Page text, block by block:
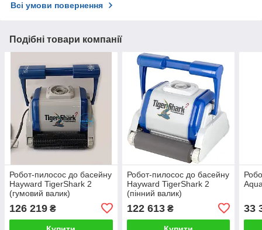
Всі умови повернення
Подібні товари компанії
Робот-пилосос до басейну
Hayward TigerShark 2
(гумовий валик)
126 219 ₴
Робот-пилосос до басейну
Hayward TigerShark 2
(пінний валик)
122 613₴ 33